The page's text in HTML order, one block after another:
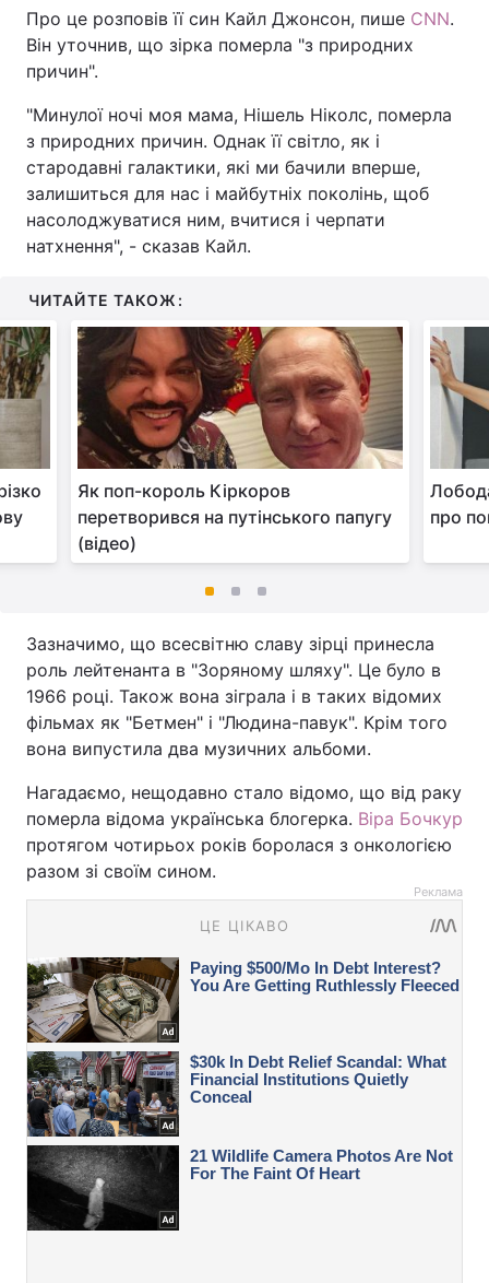
Про це розповів її син Кайл Джонсон, пише CNN.
Він уточнив, що зірка померла "з природних
причин".
"Минулої ночі моя мама, Нішель Ніколс, померла
з природних причин. Однак її світло, як і
стародавні галактики, які ми бачили вперше,
залишиться для нас і майбутніх поколінь, щоб
насолоджуватися ним, вчитися і черпати
натхнення", - сказав Кайл.
ЧИТАЙТЕ ТАКОЖ:
Як поп-король Кіркоров
перетворився на путінського папугу
(відео)
про
Зазначимо, що всесвітню славу зірці принесла
роль лейтенанта в "Зоряному шляху". Це було в
1966 році. Також вона зіграла і в таких відомих
фільмах як "Бетмен" і "Людина-павук". Крім того
вона випустила два музичних альбоми.
Нагадаємо, нещодавно стало відомо, що від раку
померла відома українська блогерка. Віра Бочкур
протягом чотирьох років боролася з онкологією
разом зі своїм сином.
Реклама